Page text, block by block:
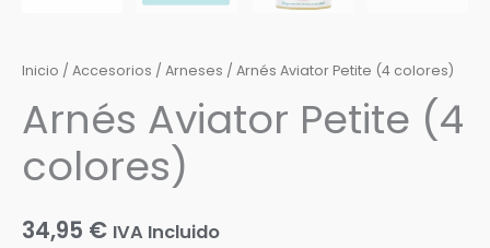
Inicio / Accesorios / Arneses / Arnés Aviator Petite (4 colores)
Arnés Aviator Petite (4
colores)
34,95 € IVA Incluido